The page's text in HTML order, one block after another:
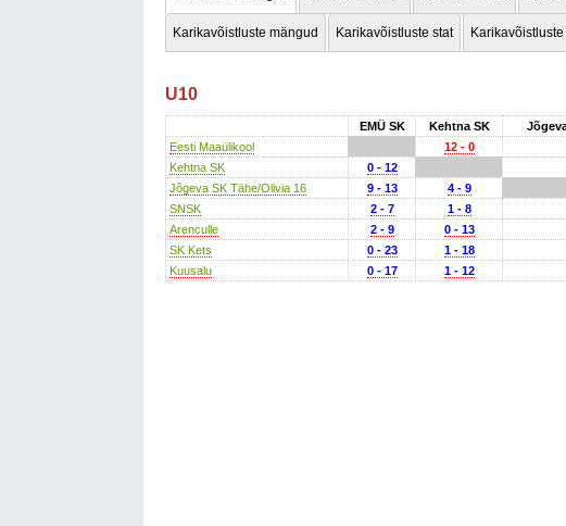
Karikavõistluste mängud Karikavõistluste stat
U10
EMÜ SK Kehtna SK
Eesti Maaülikool
12 - 0
Kehtna SK
0 - 12
Jõgeva SK Tähe/Olivia 16
9 - 13 4 - 9
SNSK
2 - 7 1 - 8
Arenculle
2 - 9 0 - 13
SK Kets
0 - 23 1 - 18
Kuusalu
0 - 17 1 - 12